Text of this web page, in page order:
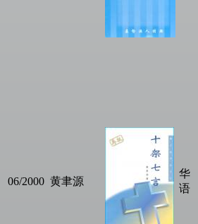
06/2000 黄聿源
华
语